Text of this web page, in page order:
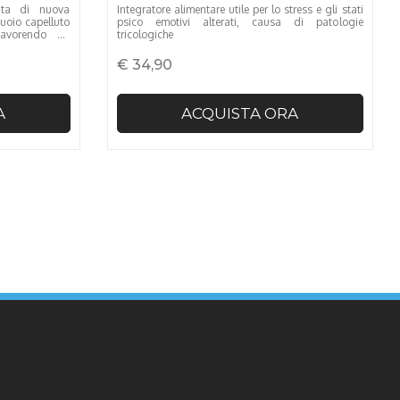
di nuova
capelluto
un
ciclo vitale
Integratore alimentare utile per lo stress e gli stati
psico emotivi alterati, causa di patologie
tricologiche
€ 34,90
ACQUISTA ORA